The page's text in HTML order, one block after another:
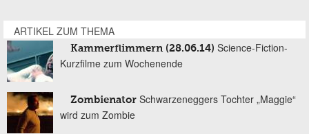
ARTIKEL ZUM THEMA
Kammerflimmern (28.06.14) Science-Fiction-
Kurzfilme zum Wochenende
Zombienator Schwarzeneggers Tochter „Maggie“
wird zum Zombie